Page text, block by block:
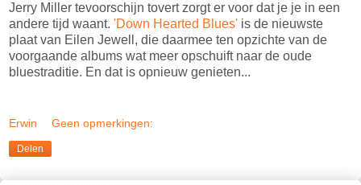
Jerry Miller tevoorschijn tovert zorgt er voor dat je je in een
andere tijd waant. 'Down Hearted Blues' is de nieuwste
plaat van Eilen Jewell, die daarmee ten opzichte van de
voorgaande albums wat meer opschuift naar de oude
bluestraditie. En dat is opnieuw genieten...
Erwin Geen opmerkingen:
Delen